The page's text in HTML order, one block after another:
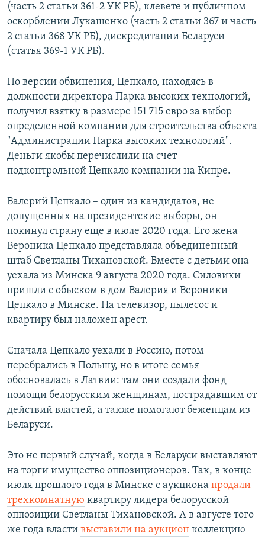
(часть 2 статьи 361-2 УК РБ), клевете и публичном
оскорблении Лукашенко (часть 2 статьи 367 и часть
2 статьи 368 УК РБ), дискредитации Беларуси
(статья 369-1 УК РБ).
По версии обвинения, Цепкало, находясь в
должности директора Парка высоких технологий,
получил взятку в размере 151 715 евро за выбор
определенной компании для строительства объекта
"Администрации Парка высоких технологий".
Деньги якобы перечислили на счет
подконтрольной Цепкало компании на Кипре.
Валерий Цепкало – один из кандидатов, не
допущенных на президентские выборы, он
покинул страну еще в июле 2020 года. Его жена
Вероника Цепкало представляла объединенный
штаб Светланы Тихановской. Вместе с детьми она
уехала из Минска 9 августа 2020 года. Силовики
пришли с обыском в дом Валерия и Вероники
Цепкало в Минске. На телевизор, пылесос и
квартиру был наложен арест.
Сначала Цепкало уехали в Россию, потом
перебрались в Польшу, но в итоге семья
обосновалась в Латвии: там они создали фонд
помощи белорусским женщинам, пострадавшим от
действий властей, а также помогают беженцам из
Беларуси.
Это не первый случай, когда в Беларуси выставляют
на торги имущество оппозиционеров. Так, в конце
июля прошлого года в Минске с аукциона продали
трехкомнатную квартиру лидера белорусской
оппозиции Светланы Тихановской. А в августе того
же года власти выставили на аукцион коллекцию